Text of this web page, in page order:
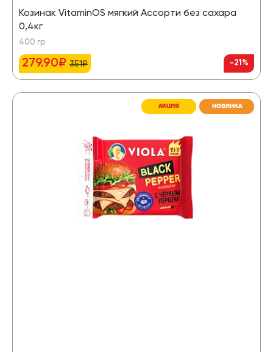
Козинак VitaminOS мягкий Ассорти без сахара
0,4кг
400 гр
279.90₽ 351₽ -21%
АКЦИЯ НОВИНКА